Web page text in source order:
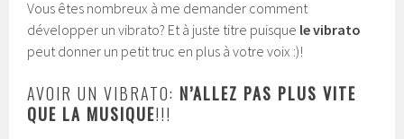
Vous êtes nombreux à me demander comment
développer un vibrato? Et à juste titre puisque le vibrato
peut donner un petit truc en plus à votre voix :)!
AVOIR UN VIBRATO: N’ALLEZ PAS PLUS VITE
QUE LA MUSIQUE!!!